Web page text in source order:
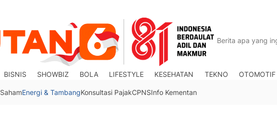
BISNIS SHOWBIZ BOLA LIFESTYLE KESEHATAN TEKNO OTOMOTIF
SahamEnergi & TambangKonsultasi PajakCPNSInfo Kementan